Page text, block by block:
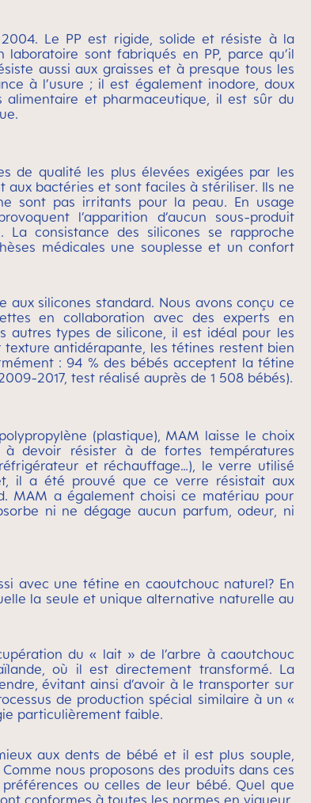
Le PP est rigide, solide et résiste à la
sont fabriqués en PP, parce qu’il
aussi aux graisses et à presque tous les
à l’usure ; il est également inodore, doux
et pharmaceutique, il est sûr du
de qualité les plus élevées exigées par les
aux bactéries et sont faciles à stériliser. Ils ne
sont pas irritants pour la peau. En usage
l’apparition d’aucun sous-produit
consistance des silicones se rapproche
médicales une souplesse et un confort
aux silicones standard. Nous avons conçu ce
en collaboration avec des experts en
autres types de silicone, il est idéal pour les
antidérapante, les tétines restent bien
: 94 % des bébés acceptent la tétine
2017, test réalisé auprès de 1 508 bébés).
(plastique), MAM laisse le choix
devoir résister à de fortes températures
et réchauffage…), le verre utilisé
il a été prouvé que ce verre résistait aux
MAM a également choisi ce matériau pour
ni ne dégage aucun parfum, odeur, ni
avec une tétine en caoutchouc naturel? En
la seule et unique alternative naturelle au
du « lait » de l’arbre à caoutchouc
où il est directement transformé. La
évitant ainsi d’avoir à le transporter sur
de production spécial similaire à un «
particulièrement faible.
aux dents de bébé et il est plus souple,
nous proposons des produits dans ces
ou celles de leur bébé. Quel que
conformes à toutes les normes en vigueur.